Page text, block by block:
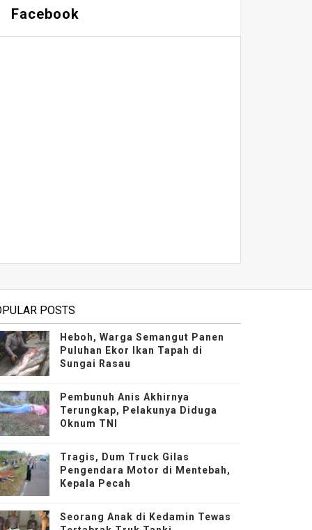
Facebook
POSTS
Heboh, Warga Semangut Panen
Puluhan Ekor Ikan Tapah di
Sungai Rasau
Pembunuh Anis Akhirnya
Terungkap, Pelakunya Diduga
Oknum TNI
Tragis, Dum Truck Gilas
Pengendara Motor di Mentebah,
Kepala Pecah
Seorang Anak di Kedamin Tewas